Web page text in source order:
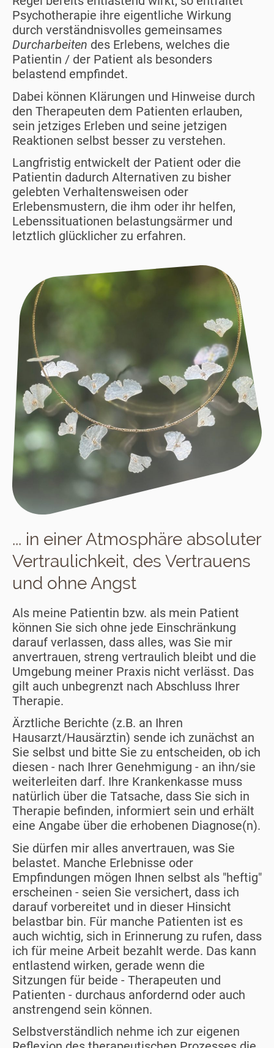
Psychotherapie ihre eigentliche Wirkung
durch verständnisvolles gemeinsames
Durcharbeiten des Erlebens, welches die
Patientin / der Patient als besonders
belastend empfindet.
Dabei können Klärungen und Hinweise durch
den Therapeuten dem Patienten erlauben,
sein jetziges Erleben und seine jetzigen
Reaktionen selbst besser zu verstehen.
Langfristig entwickelt der Patient oder die
Patientin dadurch Alternativen zu bisher
gelebten Verhaltensweisen oder
Erlebensmustern, die ihm oder ihr helfen,
Lebenssituationen belastungsärmer und
letztlich glücklicher zu erfahren.
... in einer Atmosphäre absoluter
Vertraulichkeit, des Vertrauens
und ohne Angst
Als meine Patientin bzw. als mein Patient
können Sie sich ohne jede Einschränkung
darauf verlassen, dass alles, was Sie mir
anvertrauen, streng vertraulich bleibt und die
Umgebung meiner Praxis nicht verlässt. Das
gilt auch unbegrenzt nach Abschluss Ihrer
Therapie.
Ärztliche Berichte (z.B. an Ihren
Hausarzt/Hausärztin) sende ich zunächst an
Sie selbst und bitte Sie zu entscheiden, ob ich
diesen - nach Ihrer Genehmigung - an ihn/sie
weiterleiten darf. Ihre Krankenkasse muss
natürlich über die Tatsache, dass Sie sich in
Therapie befinden, informiert sein und erhält
eine Angabe über die erhobenen Diagnose(n).
Sie dürfen mir alles anvertrauen, was Sie
belastet. Manche Erlebnisse oder
Empfindungen mögen Ihnen selbst als "heftig"
erscheinen - seien Sie versichert, dass ich
darauf vorbereitet und in dieser Hinsicht
belastbar bin. Für manche Patienten ist es
auch wichtig, sich in Erinnerung zu rufen, dass
ich für meine Arbeit bezahlt werde. Das kann
entlastend wirken, gerade wenn die
Sitzungen für beide - Therapeuten und
Patienten - durchaus anfordernd oder auch
anstrengend sein können.
Selbstverständlich nehme ich zur eigenen